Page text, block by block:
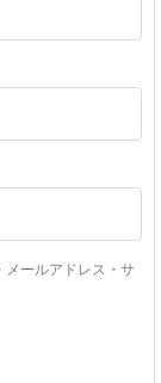
メールアドレス・サ